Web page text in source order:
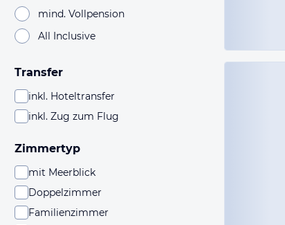
mind. Vollpension
All Inclusive
Transfer
inkl. Hoteltransfer
inkl. Zug zum Flug
Zimmertyp
mit Meerblick
Doppelzimmer
Familienzimmer